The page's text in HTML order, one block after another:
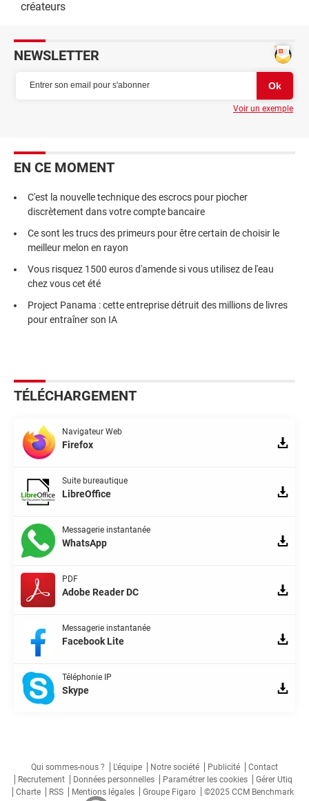
créateurs
NEWSLETTER
Voir un exemple
EN CE MOMENT
C'est la nouvelle technique des escrocs pour piocher
discrètement dans votre compte bancaire
Ce sont les trucs des primeurs pour être certain de choisir le
meilleur melon en rayon
Vous risquez 1500 euros d'amende si vous utilisez de l'eau
chez vous cet été
Project Panama : cette entreprise détruit des millions de livres
pour entraîner son IA
TÉLÉCHARGEMENT
Navigateur Web
Firefox
Suite bureautique
LibreOffice
Messagerie instantanée
WhatsApp
PDF
Adobe Reader DC
Messagerie instantanée
Facebook Lite
Téléphonie IP
Skype
Qui sommes-nous ? L'équipe Notre société Publicité
Contact
Recrutement
Données personnelles Paramétrer les cookies
Gérer Utiq
Charte
RSS Mentions légales Groupe Figaro ©2025 CCM Benchmark